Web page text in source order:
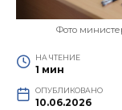
Фото
НА ЧТЕНИЕ
1 мин
ОПУБЛИКОВАНО
10.06.2026